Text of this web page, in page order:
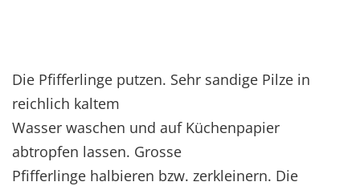
Die Pfifferlinge putzen. Sehr sandige Pilze in
reichlich kaltem
Wasser waschen und auf Küchenpapier
abtropfen lassen. Grosse
Pfifferlinge halbieren bzw. zerkleinern. Die